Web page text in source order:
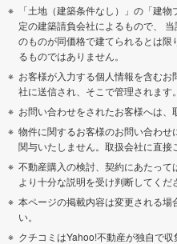
「土地（建築条件なし）」の「建
定の建築請負会社によるもので、
のものが同価格で建てられるとは
るものではありません。
お客様が入力する個人情報を含む
社に送信され、そこで管理されます。
お問い合わせをされたお客様へは、
物件に関するお客様のお問い合わ
関与いたしません。取扱会社に直接
不動産購入の検討、契約にあたっ
より十分な説明を受け判断してくだ
本ページの掲載内容は変更される
い。
クチコミはYahoo!不動産が独自で収